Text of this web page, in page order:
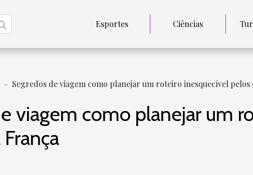
Esportes Ciências
Segredos de viagem como planejar um roteiro inesquecível pelos
viagem como planejar um